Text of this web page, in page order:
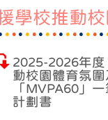
學校推動
2025-2026年度
動校園體育氛圍
「MVPA60」
計劃書